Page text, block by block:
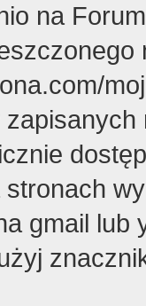
na
gmail lub